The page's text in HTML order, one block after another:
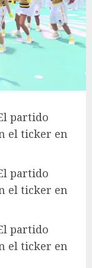
partido
el ticker en
partido
el ticker en
partido
el ticker en